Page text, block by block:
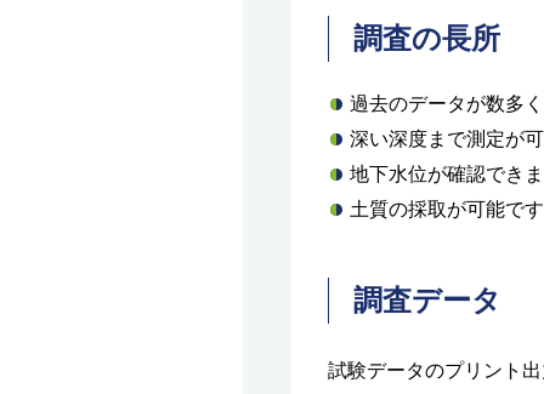
調査の長所
過去のデータが数多
深い深度まで測定が
地下水位が確認でき
土質の採取が可能で
調査データ
試験データのプリント